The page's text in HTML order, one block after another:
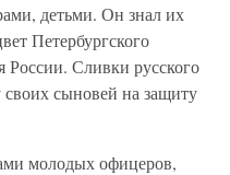
детьми. Он знал их
Петербургского
России. Сливки русского
сыновей на защиту
молодых офицеров,